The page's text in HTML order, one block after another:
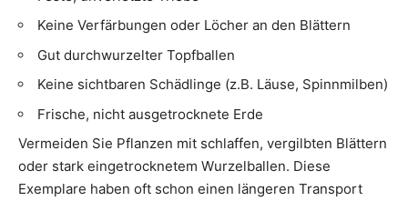
Keine Verfärbungen oder Löcher an den Blättern
Gut durchwurzelter Topfballen
Keine sichtbaren Schädlinge (z.B. Läuse, Spinnmilben)
Frische, nicht ausgetrocknete Erde
Vermeiden Sie Pflanzen mit schlaffen, vergilbten Blättern
oder stark eingetrocknetem Wurzelballen. Diese
Exemplare haben oft schon einen längeren Transport